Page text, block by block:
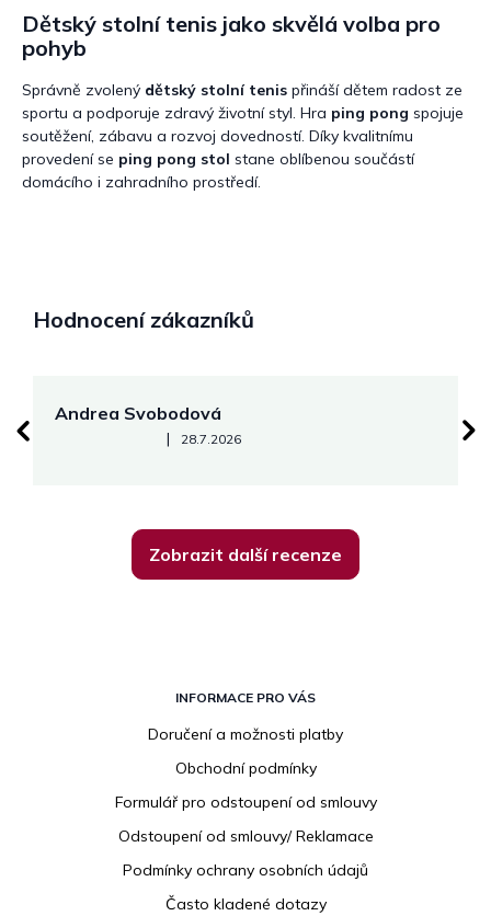
Dětský stolní tenis jako skvělá volba pro
pohyb
Správně zvolený dětský stolní tenis přináší dětem radost ze
sportu a podporuje zdravý životní styl. Hra ping pong spojuje
soutěžení, zábavu a rozvoj dovedností. Díky kvalitnímu
provedení se ping pong stol stane oblíbenou součástí
domácího i zahradního prostředí.
Hodnocení zákazníků
Andrea Svobodová
Hodnocení obchodu je 5 z 5 hvězdiček.
| 28.7.2026
Zobrazit další recenze
INFORMACE PRO VÁS
Doručení a možnosti platby
Obchodní podmínky
Formulář pro odstoupení od smlouvy
Odstoupení od smlouvy/ Reklamace
Podmínky ochrany osobních údajů
Často kladené dotazy